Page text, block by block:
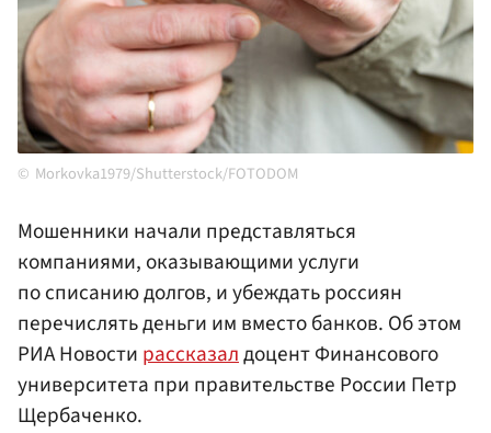
Morkovka1979/Shutterstock/FOTODOM
Мошенники начали представляться
компаниями, оказывающими услуги
по списанию долгов, и убеждать россиян
перечислять деньги им вместо банков. Об этом
РИА Новости рассказалдоцент Финансового
университета при правительстве России Петр
Щербаченко.